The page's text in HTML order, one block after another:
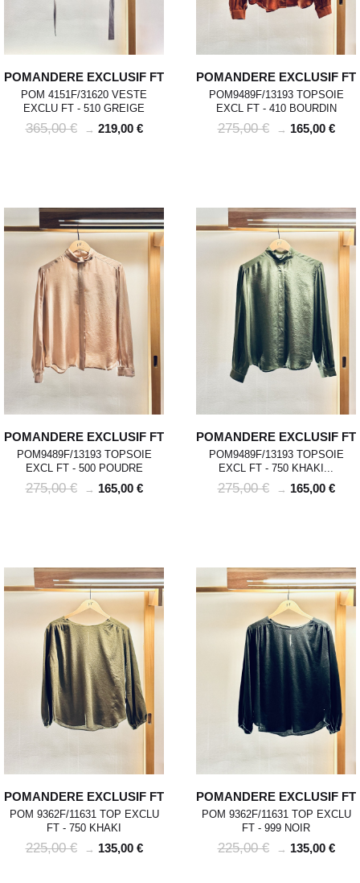
POMANDERE EXCLUSIF FT
POM 4151F/31620 VESTE
EXCLU FT - 510 GREIGE
365,00 € → 219,00 €
POMANDERE EXCLUSIF FT
POM9489F/13193 TOPSOIE
EXCL FT - 410 BOURDIN
275,00 € → 165,00 €
POMANDERE EXCLUSIF FT
POM9489F/13193 TOPSOIE
EXCL FT - 500 POUDRE
275,00 € → 165,00 €
POMANDERE EXCLUSIF FT
POM9489F/13193 TOPSOIE
EXCL FT - 750 KHAKI...
275,00 € → 165,00 €
POMANDERE EXCLUSIF FT
POM 9362F/11631 TOP EXCLU
FT - 750 KHAKI
225,00 € → 135,00 €
POMANDERE EXCLUSIF FT
POM 9362F/11631 TOP EXCLU
FT - 999 NOIR
225,00 € → 135,00 €